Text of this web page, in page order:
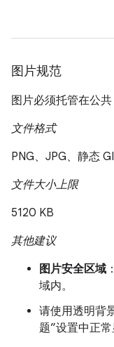
图片规范
图片必须托管在公
文件格式
PNG、JPG、静态
文件大小上限
5120 KB
其他建议
图片安全区域
域内。
请使用透明背
题”设置中正常